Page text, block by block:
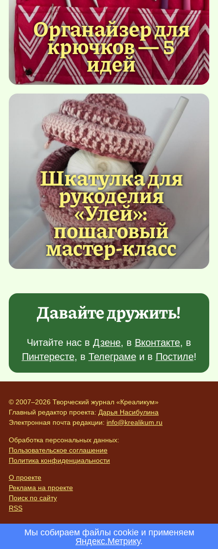
Органайзер для
крючков — 5
идей
Шкатулка для
рукоделия
«Улей»:
пошаговый
мастер-класс
Давайте дружить!
Читайте нас в Дзене, в Вконтакте, в
Пинтересте, в Телеграмеи в Постиле!
© 2007–2026 Творческий журнал «Креаликум»
Главный редактор проекта: Дарья Насибулина
Электронная почта редакции: info@krealikum.ru
Обработка персональных данных:
Пользовательское соглашение
Политика конфиденциальности
О проекте
Реклама на проекте
Поиск по сайту
RSS
Мы собираем файлы cookie и применяем
Яндекс.Метрику.